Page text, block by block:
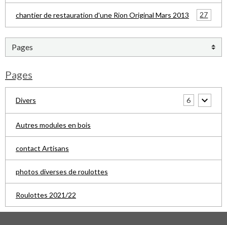
chantier de restauration d'une Rion Original Mars 2013 27
Pages
Divers 6
Autres modules en bois
contact Artisans
photos diverses de roulottes
Roulottes 2021/22